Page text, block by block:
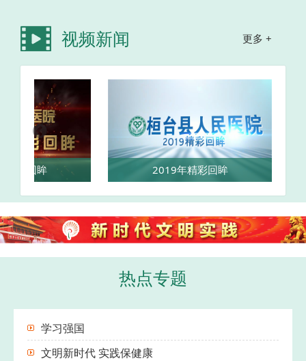
更多 +
视频新闻
精彩回眸 2019年精彩回眸
热点专题
学习强国
文明新时代 实践保健康